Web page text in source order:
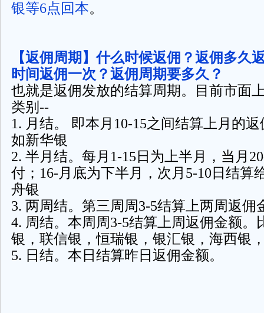
银等6点回本。
【返佣周期】什么时候返佣？返佣多久
时间返佣一次？返佣周期要多久？
也就是返佣发放的结算周期。目前市面
类别--
1. 月结。 即本月10-15之间结算上月的
如新华银
2. 半月结。每月1-15日为上半月，当月
付；16-月底为下半月，次月5-10日结算
舟银
3. 两周结。第三周周3-5结算上两周返佣
4. 周结。本周周3-5结算上周返佣金额。
银，联信银，恒瑞银，银汇银，海西银
5. 日结。本日结算昨日返佣金额。